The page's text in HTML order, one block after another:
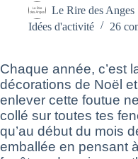
Le Rire des Anges
Idées d'activité
26
Chaque année, c’est
décorations de Noël
enlever cette foutue
collé sur toutes tes
qu’au début du mois
emballée en pensant